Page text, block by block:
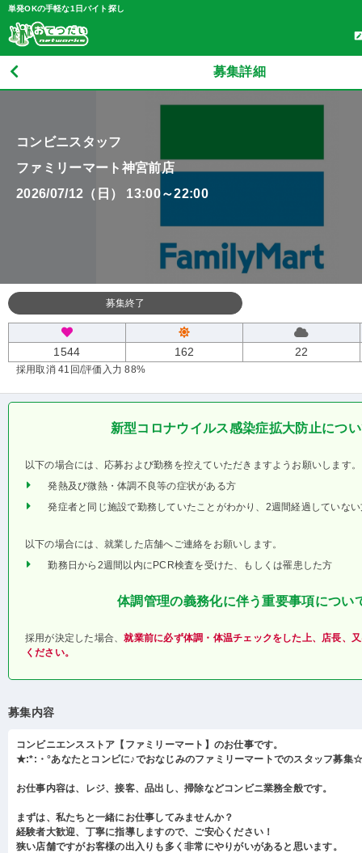
単発OKの手軽な1日バイト探し
募集詳細
コンビニスタッフ
ファミリーマート神宮前店
2026/07/12（日） 13:00～22:00
募集終了
1544 162 22
採用取消 41回/評価入力 88%
新型コロナウイルス感染症拡大防止につ
以下の場合には、応募および勤務を控えていただきますようお願いします。
発熱及び微熱・体調不良等の症状がある方
発症者と同じ施設で勤務していたことがわかり、2週間経過していな
以下の場合には、就業した店舗へご連絡をお願いします。
勤務日から2週間以内にPCR検査を受けた、もしくは罹患した方
体調管理の義務化に伴う重要事項につい
採用が決定した場合、就業前に必ず体調・体温チェックをした上、店長、
ください。
募集内容
コンビニエンスストア【ファミリーマート】のお仕事です。
★:*:・°あなたとコンビに♪でおなじみのファミリーマートでのスタッフ募集
お仕事内容は、レジ、接客、品出し、掃除などコンビニ業務全般です。
まずは、私たちと一緒にお仕事してみませんか？
経験者大歓迎、丁寧に指導しますので、ご安心ください！
狭い店舗ですがお客様の出入りも多く非常にやりがいがあると思います。